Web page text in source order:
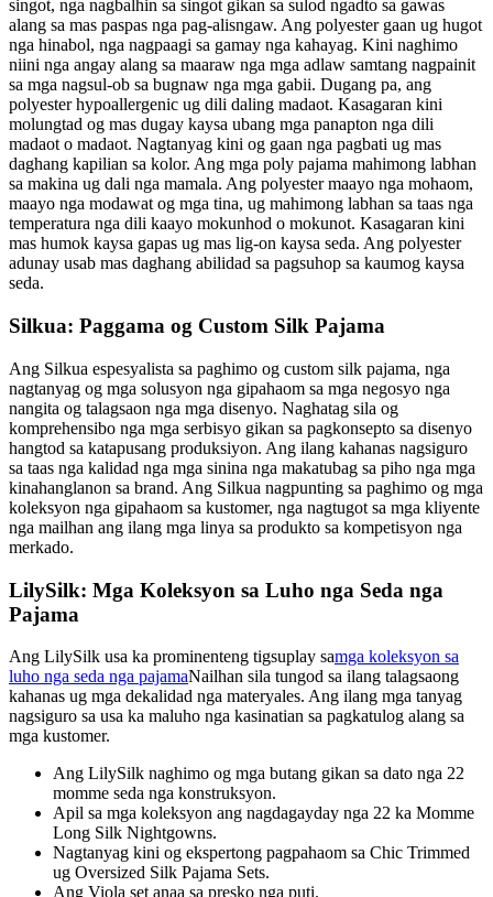
singot, nga nagbalhin sa singot gikan sa sulod ngadto sa gawas
alang sa mas paspas nga pag-alisngaw. Ang polyester gaan ug hugot
nga hinabol, nga nagpaagi sa gamay nga kahayag. Kini naghimo
niini nga angay alang sa maaraw nga mga adlaw samtang nagpainit
sa mga nagsul-ob sa bugnaw nga mga gabii. Dugang pa, ang
polyester hypoallergenic ug dili daling madaot. Kasagaran kini
molungtad og mas dugay kaysa ubang mga panapton nga dili
madaot o madaot. Nagtanyag kini og gaan nga pagbati ug mas
daghang kapilian sa kolor. Ang mga poly pajama mahimong labhan
sa makina ug dali nga mamala. Ang polyester maayo nga mohaom,
maayo nga modawat og mga tina, ug mahimong labhan sa taas nga
temperatura nga dili kaayo mokunhod o mokunot. Kasagaran kini
mas humok kaysa gapas ug mas lig-on kaysa seda. Ang polyester
adunay usab mas daghang abilidad sa pagsuhop sa kaumog kaysa
seda.
Silkua: Paggama og Custom Silk Pajama
Ang Silkua espesyalista sa paghimo og custom silk pajama, nga
nagtanyag og mga solusyon nga gipahaom sa mga negosyo nga
nangita og talagsaon nga mga disenyo. Naghatag sila og
komprehensibo nga mga serbisyo gikan sa pagkonsepto sa disenyo
hangtod sa katapusang produksiyon. Ang ilang kahanas nagsiguro
sa taas nga kalidad nga mga sinina nga makatubag sa piho nga mga
kinahanglanon sa brand. Ang Silkua nagpunting sa paghimo og mga
koleksyon nga gipahaom sa kustomer, nga nagtugot sa mga kliyente
nga mailhan ang ilang mga linya sa produkto sa kompetisyon nga
merkado.
LilySilk: Mga Koleksyon sa Luho nga Seda nga
Pajama
Ang LilySilk usa ka prominenteng tigsuplay samga koleksyon sa
luho nga seda nga pajamaNailhan sila tungod sa ilang talagsaong
kahanas ug mga dekalidad nga materyales. Ang ilang mga tanyag
nagsiguro sa usa ka maluho nga kasinatian sa pagkatulog alang sa
mga kustomer.
Ang LilySilk naghimo og mga butang gikan sa dato nga 22
momme seda nga konstruksyon.
Apil sa mga koleksyon ang nagdagayday nga 22 ka Momme
Long Silk Nightgowns.
Nagtanyag kini og ekspertong pagpahaom sa Chic Trimmed
ug Oversized Silk Pajama Sets.
Ang Viola set anaa sa presko nga puti.